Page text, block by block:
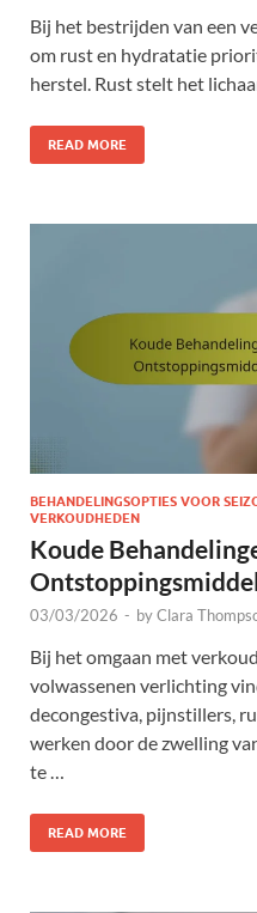
Bij het bestrijden van een
om rust en hydratatie
herstel. Rust stelt het
READ MORE
BEHANDELINGSOPTIES VOOR
VERKOUDHEDEN
Koude
03/03/2026 - byClara
Bij het omgaan met
volwassenen verlichting
decongestiva, pijnstillers,
werken door de zwelling
te …
READ MORE